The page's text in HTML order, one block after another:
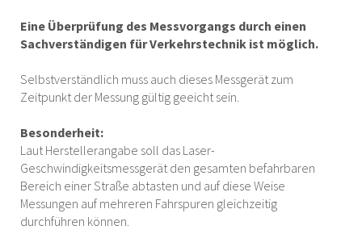
Eine Überprüfung des Messvorgangs durch einen
Sachverständigen für Verkehrstechnik ist möglich.
Selbstverständlich muss auch dieses Messgerät zum
Zeitpunkt der Messung gültig geeicht sein.
Besonderheit:
Laut Herstellerangabe soll das Laser-
Geschwindigkeitsmessgerät den gesamten befahrbaren
Bereich einer Straße abtasten und auf diese Weise
Messungen auf mehreren Fahrspuren gleichzeitig
durchführen können.